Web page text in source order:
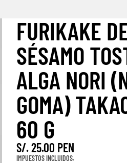
FURIKAKE
SÉSAMO
ALGA NORI
GOMA)
60 G
S/. 25.00 PEN
IMPUESTOS INCLUIDOS.